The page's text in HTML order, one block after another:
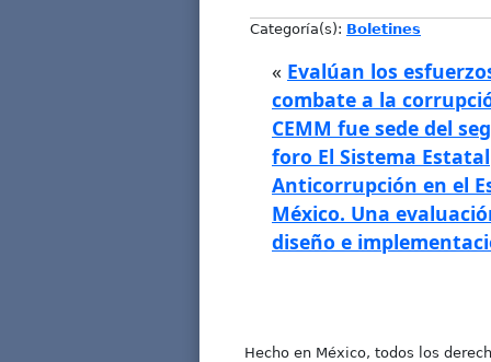
Categoría(s): Boletines
« Evalúan los
combate a la
CEMM fue sede del
foro El Sistema Estatal
Anticorrupción en el
México. Una
diseño e
Hecho en México, todos los